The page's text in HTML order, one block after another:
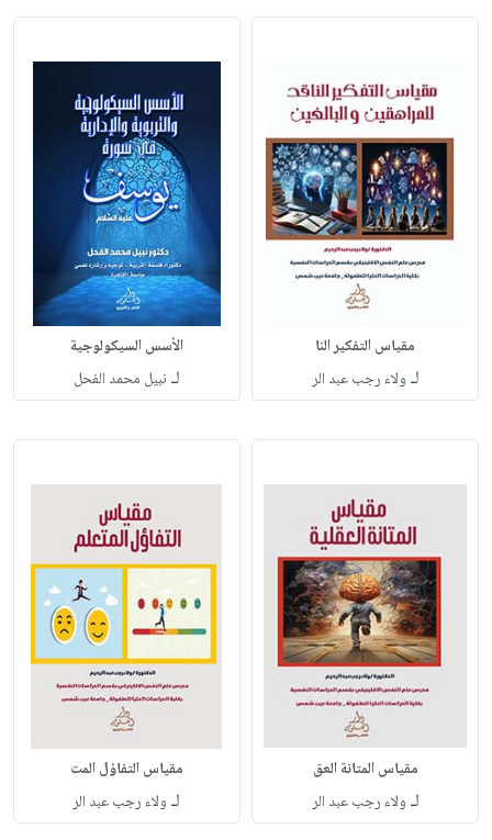
مقياس التفكير النا
لـ ولاء رجب عبد الر
الأسس السيكولوجية
لـ نبيل محمد الفحل
مقياس المتانة العق
لـ ولاء رجب عبد الر
مقياس التفاؤل المت
لـ ولاء رجب عبد الر